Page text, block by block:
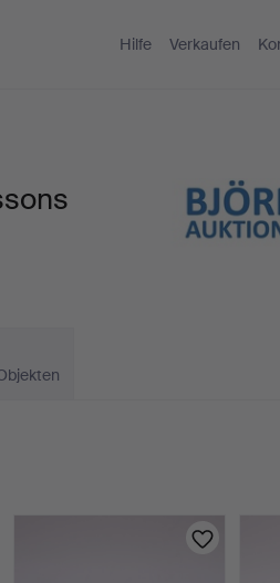
Hilfe Verkaufen